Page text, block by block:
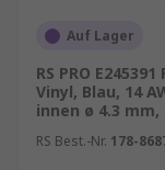
Auf Lager
RS PRO
Vinyl, Blau, 14
innen ø 4.3 mm,
RS Best.-Nr. 178-